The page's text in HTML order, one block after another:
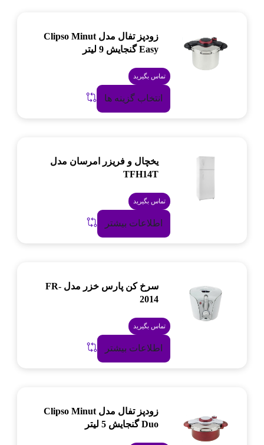
زودپز تفال مدل Clipso Minut
Easy گنجایش 9 لیتر
تماس بگیرید
انتخاب گزینه ها
یخچال و فریزر امرسان مدل
TFH14T
تماس بگیرید
اطلاعات بیشتر
سرخ کن پارس خزر مدل FR-
2014
تماس بگیرید
اطلاعات بیشتر
زودپز تفال مدل Clipso Minut
Duo گنجایش 5 لیتر